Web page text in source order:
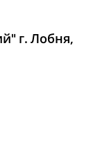
г. Лобня,